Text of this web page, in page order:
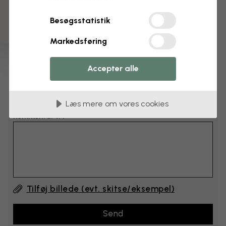
Læg 6–10 cm til både bredden og højden
Tilføj kommentarer
Kommentar #1
Tilføj billede (evt. skitse/eksempel)
Besøgsstatistik
Markedsføring
Accepter alle
Læs mere om vores cookies